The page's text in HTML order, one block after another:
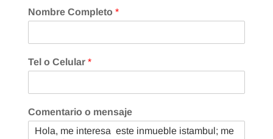
Nombre Completo *
Tel o Celular *
Comentario o mensaje